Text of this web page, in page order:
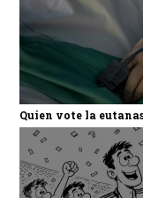
Quien vote la